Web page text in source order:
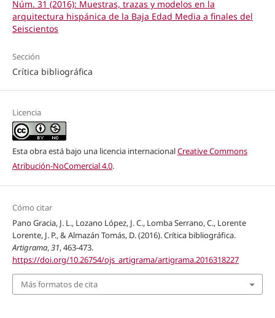
Núm. 31 (2016): Muestras, trazas y modelos en la
arquitectura hispánica de la Baja Edad Media a finales del
Seiscientos
Sección
Crítica bibliográfica
Licencia
Esta obra está bajo una licencia internacionalCreative Commons
Atribución-NoComercial 4.0.
Cómo citar
Pano Gracia, J. L., Lozano López, J. C., Lomba Serrano, C., Lorente
Lorente, J. P., & Almazán Tomás, D. (2016). Crítica bibliográfica.
Artigrama,31, 463-473.
https://doi.org/10.26754/ojs_artigrama/artigrama.2016318227
Más formatos de cita